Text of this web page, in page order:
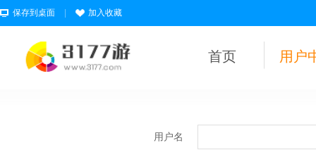
保存到桌面 加入收藏
首页 用户
用户名